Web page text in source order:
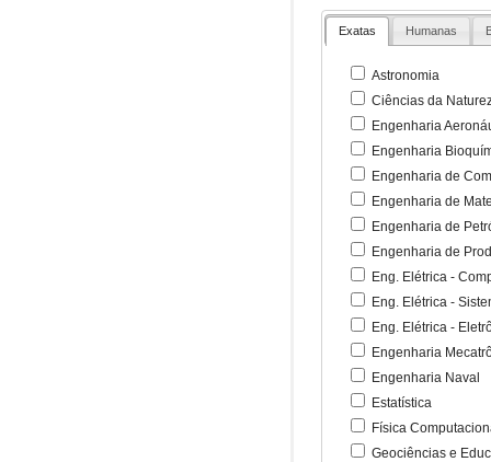
Exatas Humanas
Astronomia
Ciências da
Engenharia
Engenharia
Engenharia de
Engenharia de
Engenharia de
Engenharia de
Eng. Elétrica -
Eng. Elétrica -
Eng. Elétrica -
Engenharia
Engenharia Naval
Estatística
Física
Geociências e